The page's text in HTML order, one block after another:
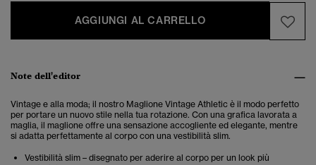
AGGIUNGI AL CARRELLO
Note dell'editor
Vintage e alla moda; il nostro Maglione Vintage Athletic è il modo perfetto
per portare un nuovo stile nella tua rotazione. Con una grafica lavorata a
maglia, il maglione offre una sensazione accogliente ed elegante, mentre
si adatta perfettamente al corpo con una vestibilità slim.
Vestibilità slim – disegnato per aderire al corpo per un look più